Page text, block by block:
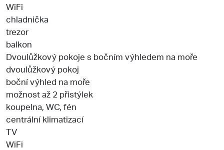
WiFi
chladnička
trezor
balkon
Dvoulůžkový pokoje s bočním výhledem na moře
dvoulůžkový pokoj
boční výhled na moře
možnost až 2 přistýlek
koupelna, WC, fén
centrální klimatizací
TV
WiFi